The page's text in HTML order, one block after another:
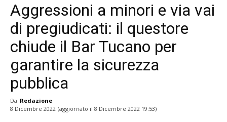
Aggressioni a minori e via vai
di pregiudicati: il questore
chiude il Bar Tucano per
garantire la sicurezza
pubblica
Da Redazione
8 Dicembre 2022 (aggiornato il 8 Dicembre 2022 19:53)